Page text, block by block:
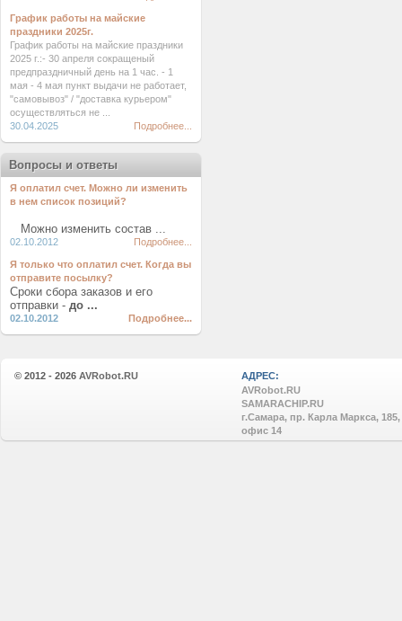
График работы на майские
праздники 2025г.
График работы на майские праздники
2025 г.:- 30 апреля сокращеный
предпраздничный день на 1 час. - 1
мая - 4 мая пункт выдачи не работает,
"самовывоз" / "доставка курьером"
осуществляться не ...
30.04.2025
Подробнее...
Вопросы и ответы
Я оплатил счет. Можно ли изменить
в нем список позиций?
Можно изменить состав ...
02.10.2012 Подробнее...
Я только что оплатил счет. Когда вы
отправите посылку?
Сроки сбора заказов и его
отправки - до ...
02.10.2012 Подробнее...
© 2012 - 2026 AVRobot.RU
АДРЕС:
AVRobot.RU
SAMARACHIP.RU
г.Самара, пр. Карла Маркса, 185,
офис 14